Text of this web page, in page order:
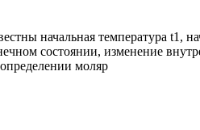
начальная температура t1,
состоянии, изменение
моляр